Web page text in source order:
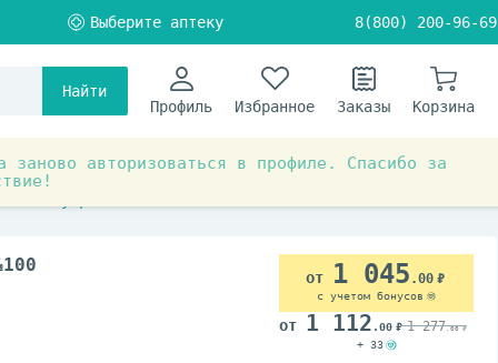
8(800) 200-96-69
Найти
Профиль
Избранное Заказы Корзина
заново авторизоваться в профиле. Спасибо за
1 045 .00
с учетом бонусов
1 112 .00 1 277.00
+ 33